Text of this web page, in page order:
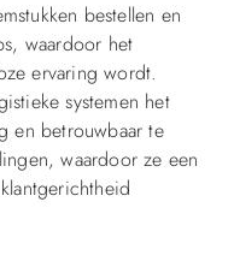
bestellen en
waardoor het
ervaring wordt.
systemen het
en betrouwbaar te
waardoor ze een